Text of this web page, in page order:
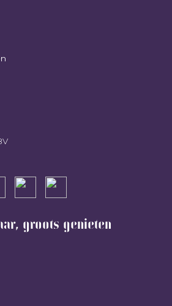
groots genieten